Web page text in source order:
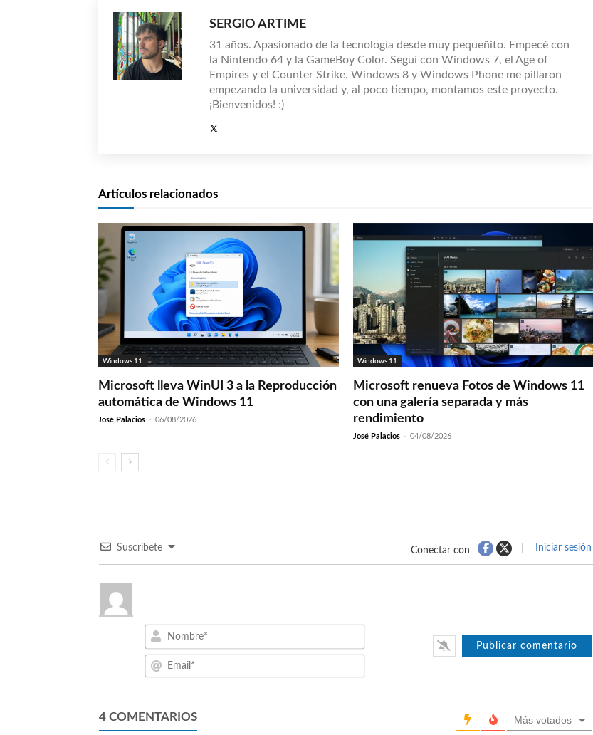
SERGIO ARTIME
31 años. Apasionado de la tecnología desde muy pequeñito. Empecé con
la Nintendo 64 y la GameBoy Color. Seguí con Windows 7, el Age of
Empires y el Counter Strike. Windows 8 y Windows Phone me pillaron
empezando la universidad y, al poco tiempo, montamos este proyecto.
¡Bienvenidos! :)
Artículos relacionados
Windows 11
Microsoft lleva WinUI 3 a la Reproducción
automática de Windows 11
José Palacios - 06/08/2026
Windows 11
Microsoft renueva Fotos de Windows 11
con una galería separada y más
rendimiento
José Palacios - 04/08/2026
Suscríbete Conectar con Iniciar sesión
4 COMENTARIOS Más votados